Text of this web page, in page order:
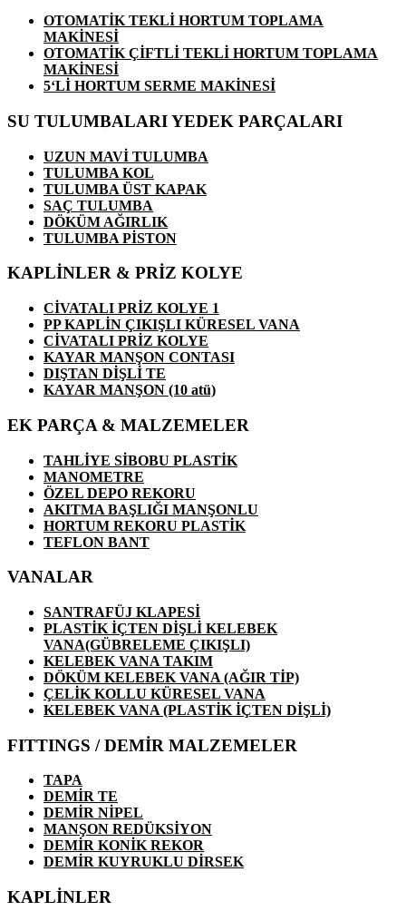
OTOMATİK TEKLİ HORTUM TOPLAMA
MAKİNESİ
OTOMATİK ÇİFTLİ TEKLİ HORTUM TOPLAMA
MAKİNESİ
5‘Lİ HORTUM SERME MAKİNESİ
SU TULUMBALARI YEDEK PARÇALARI
UZUN MAVİ TULUMBA
TULUMBA KOL
TULUMBA ÜST KAPAK
SAÇ TULUMBA
DÖKÜM AĞIRLIK
TULUMBA PİSTON
KAPLİNLER & PRİZ KOLYE
CİVATALI PRİZ KOLYE 1
PP KAPLİN ÇIKIŞLI KÜRESEL VANA
CİVATALI PRİZ KOLYE
KAYAR MANŞON CONTASI
DIŞTAN DİŞLİ TE
KAYAR MANŞON (10 atü)
EK PARÇA & MALZEMELER
TAHLİYE SİBOBU PLASTİK
MANOMETRE
ÖZEL DEPO REKORU
AKITMA BAŞLIĞI MANŞONLU
HORTUM REKORU PLASTİK
TEFLON BANT
VANALAR
SANTRAFÜJ KLAPESİ
PLASTİK İÇTEN DİŞLİ KELEBEK
VANA(GÜBRELEME ÇIKIŞLI)
KELEBEK VANA TAKIM
DÖKÜM KELEBEK VANA (AĞIR TİP)
ÇELİK KOLLU KÜRESEL VANA
KELEBEK VANA (PLASTİK İÇTEN DİŞLİ)
FITTINGS / DEMİR MALZEMELER
TAPA
DEMİR TE
DEMİR NİPEL
MANŞON REDÜKSİYON
DEMİR KONİK REKOR
DEMİR KUYRUKLU DİRSEK
KAPLİNLER